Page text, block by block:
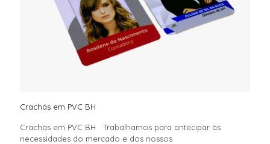
Crachás em PVC BH
Crachás em PVC BH Trabalhamos para antecipar às
necessidades do mercado e dos nossos